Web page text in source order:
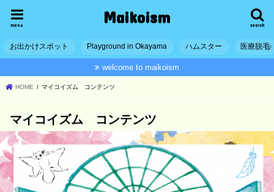
Maikoism search
menu
お出かけスポット Playground in Okayama ハムスター 医療脱毛
welcome to maikoism
HOME マイコイズム コンテンツ
マイコイズム コンテンツ